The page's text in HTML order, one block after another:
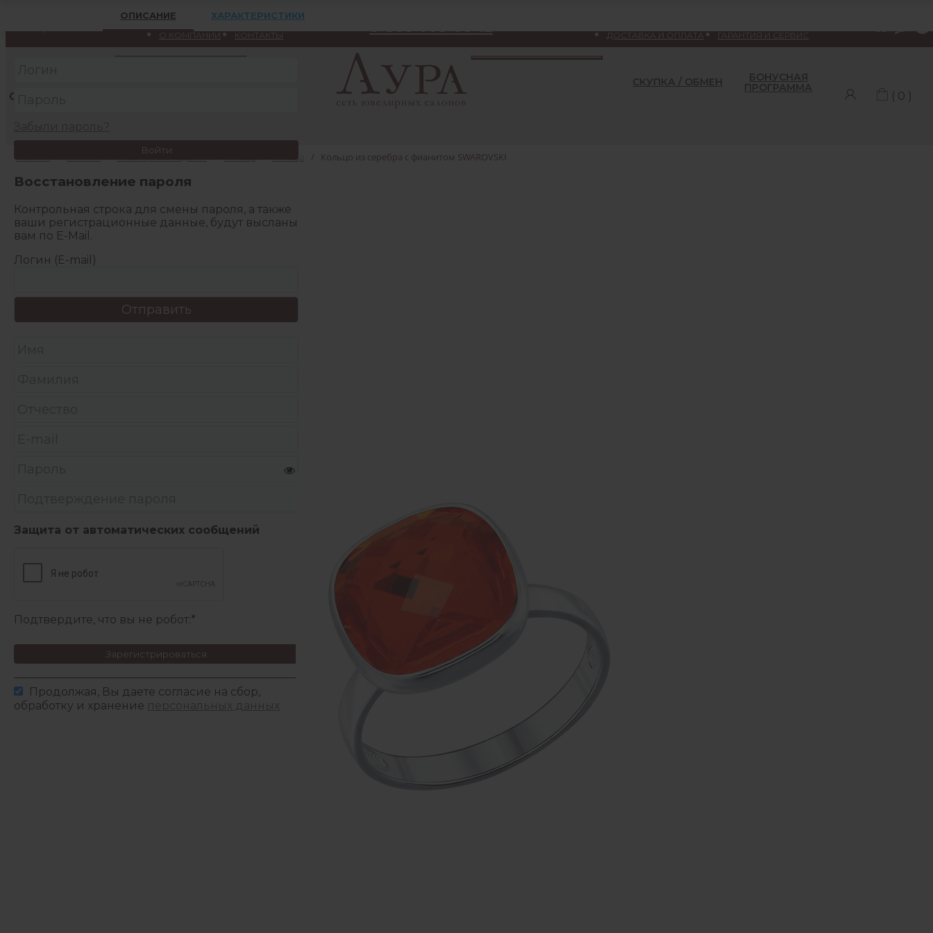
О КОМПАНИИ КОНТАКТЫ ДОСТАВКА И ОПЛАТА ГАРАНТИЯ И СЕРВИС
СКУПКА / ОБМЕН
БОНУСНАЯ
ПРОГРАММА
( 0 )
Главная / Каталог / Ювелирные изделия / Кольца / Кольца / Кольцо из серебра с фианитом SWAROVSKI
ОПИСАНИЕ ХАРАКТЕРИСТИКИ
Регистрация
Войти
Восстановление пароля
Контрольная строка для смены пароля, а также
ваши регистрационные данные, будут высланы
вам по E-Mail.
Логин (E-mail)
Защита от автоматических сообщений
Подтвердите, что вы не робот:*
Зарегистрироваться
Продолжая, Вы даете согласие на сбор,
обработку и хранение